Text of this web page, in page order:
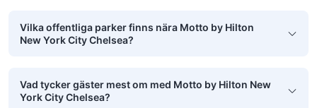
Vilka offentliga parker finns nära Motto by Hilton
New York City Chelsea?
Vad tycker gäster mest om med Motto by Hilton New
York City Chelsea?